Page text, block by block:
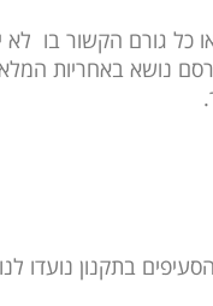
כל גורם הקשור בו לא
נושא באחריות